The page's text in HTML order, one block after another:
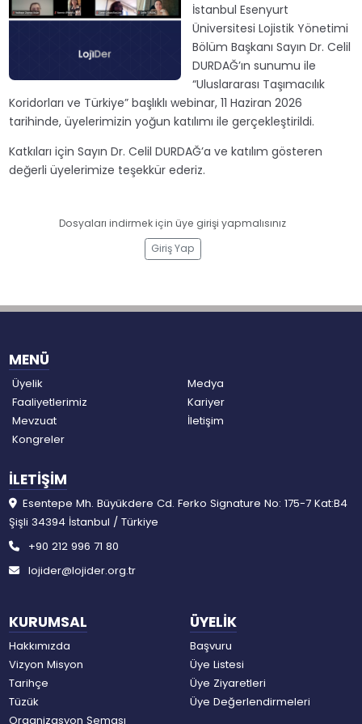
İstanbul Esenyurt
Üniversitesi Lojistik Yönetimi
Bölüm Başkanı Sayın Dr. Celil
DURDAĞ’ın sunumu ile
“Uluslararası Taşımacılık
Koridorları ve Türkiye” başlıklı webinar, 11 Haziran 2026
tarihinde, üyelerimizin yoğun katılımı ile gerçekleştirildi.
Katkıları için Sayın Dr. Celil DURDAĞ’a ve katılım gösteren
değerli üyelerimize teşekkür ederiz.
Dosyaları indirmek için üye girişi yapmalısınız
Giriş Yap
MENÜ
Üyelik
Faaliyetlerimiz
Mevzuat
Kongreler
Medya
Kariyer
İletişim
KURUMSAL
Hakkımızda
Vizyon Misyon
Tarihçe
Tüzük
Organizasyon Şeması
ÜYELİK
Başvuru
Üye Listesi
Üye Ziyaretleri
Üye Değerlendirmeleri
İLETİŞİM
Esentepe Mh. Büyükdere Cd. Ferko Signature No: 175-7 Kat:B4
Şişli 34394 İstanbul / Türkiye
+90 212 996 71 80
lojider@lojider.org.tr